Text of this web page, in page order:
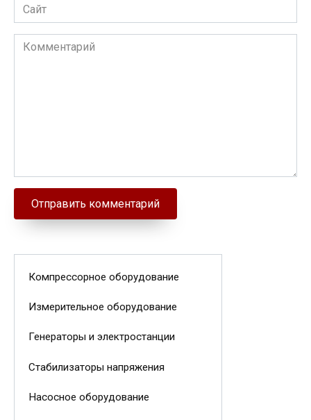
Сайт
Комментарий
Компрессорное оборудование
Измерительное оборудование
Генераторы и электростанции
Стабилизаторы напряжения
Насосное оборудование